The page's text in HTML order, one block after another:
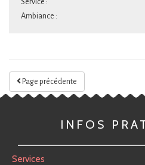
Service :
Ambiance :
Page précédente
INFOS
Services